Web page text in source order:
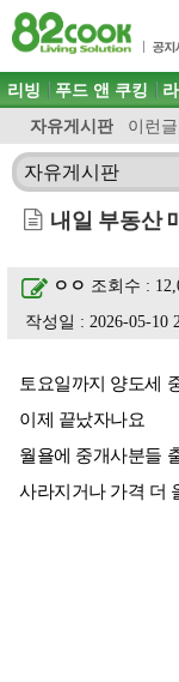
목차
주메뉴 바로가기
컨텐츠 바로가기
검색 바로가기
로그인 바로가기
주메뉴
리빙 푸드 앤 쿠킹
자유게시판 이런
자유게시판
내일 부동산
ㅇㅇ 조회수 :
작성일 : 2026-05-10
토요일까지 양도세
이제 끝났자나요
월욜에 중개사분들
사라지거나 가격 더